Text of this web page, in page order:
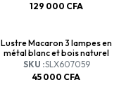
129 000 CFA
Lustre Macaron 3 lampes en
métal blanc et bois naturel
SKU :SLX607059
45 000 CFA